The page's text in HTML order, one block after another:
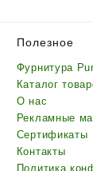
Полезное
Фурнитура
Каталог
О нас
Рекламные
Сертификаты
Контакты
Политика